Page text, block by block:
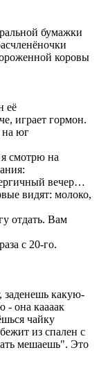
бумажки
коровы
её
играет гормон.
на юг
смотрю на
вечер…
видят: молоко,
отдать. Вам
с 20-го.
какую-
она каааак
чайку
из спален с
мешаешь". Это